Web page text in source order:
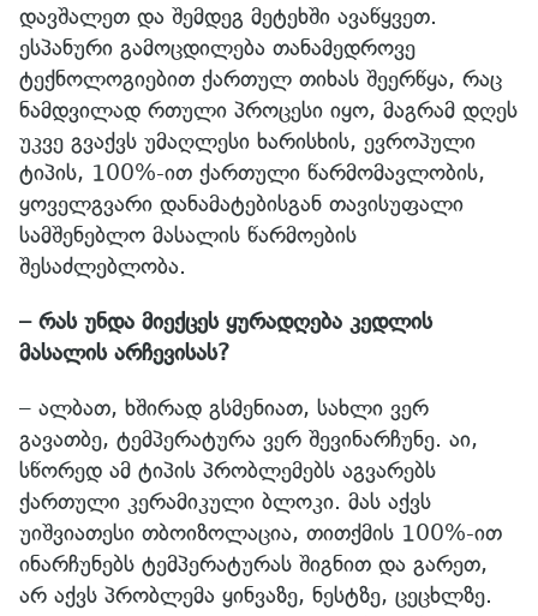
დავშალეთ და შემდეგ მეტეხში ავაწყვეთ.
ესპანური გამოცდილება თანამედროვე
ტექნოლოგიებით ქართულ თიხას შეერწყა, რაც
ნამდვილად რთული პროცესი იყო, მაგრამ დღეს
უკვე გვაქვს უმაღლესი ხარისხის, ევროპული
ტიპის, 100%-ით ქართული წარმომავლობის,
ყოველგვარი დანამატებისგან თავისუფალი
სამშენებლო მასალის წარმოების
შესაძლებლობა.
– რას უნდა მიექცეს ყურადღება კედლის
მასალის არჩევისას?
– ალბათ, ხშირად გსმენიათ, სახლი ვერ
გავათბე, ტემპერატურა ვერ შევინარჩუნე. აი,
სწორედ ამ ტიპის პრობლემებს აგვარებს
ქართული კერამიკული ბლოკი. მას აქვს
უიშვიათესი თბოიზოლაცია, თითქმის 100%-ით
ინარჩუნებს ტემპერატურას შიგნით და გარეთ,
არ აქვს პრობლემა ყინვაზე, ნესტზე, ცეცხლზე.